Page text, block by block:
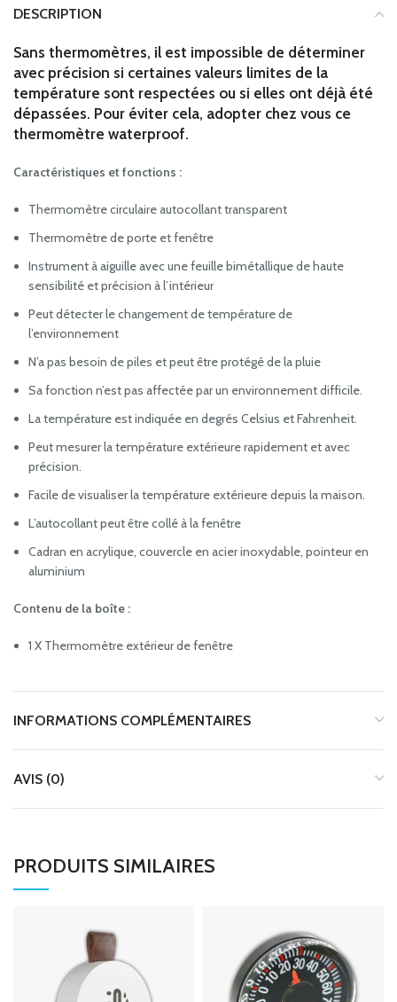
DESCRIPTION
Sans thermomètres, il est impossible de déterminer
avec précision si certaines valeurs limites de la
température sont respectées ou si elles ont déjà été
dépassées. Pour éviter cela, adopter chez vous ce
thermomètre waterproof.
Caractéristiques et fonctions :
Thermomètre circulaire autocollant transparent
Thermomètre de porte et fenêtre
Instrument à aiguille avec une feuille bimétallique de haute
sensibilité et précision à l’intérieur
Peut détecter le changement de température de
l’environnement
N’a pas besoin de piles et peut être protégé de la pluie
Sa fonction n’est pas affectée par un environnement difficile.
La température est indiquée en degrés Celsius et Fahrenheit.
Peut mesurer la température extérieure rapidement et avec
précision.
Facile de visualiser la température extérieure depuis la maison.
L’autocollant peut être collé à la fenêtre
Cadran en acrylique, couvercle en acier inoxydable, pointeur en
aluminium
Contenu de la boîte :
1 X Thermomètre extérieur de fenêtre
INFORMATIONS COMPLÉMENTAIRES
AVIS (0)
PRODUITS SIMILAIRES